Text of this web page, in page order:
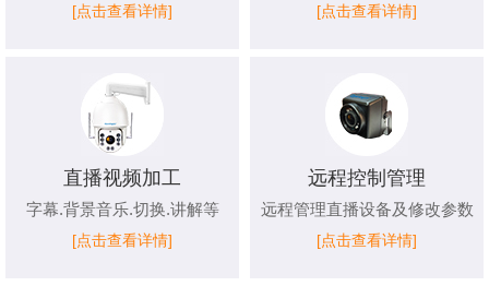
[点击查看详情] [点击查看详情]
直播视频加工
字幕.背景音乐.切换.讲解等
[点击查看详情]
远程控制管理
远程管理直播设备及修改参数
[点击查看详情]